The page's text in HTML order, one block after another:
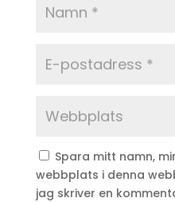
Spara mitt namn,
webbplats i denna
jag skriver en